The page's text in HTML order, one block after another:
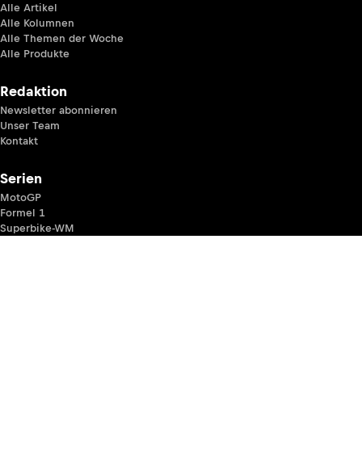
Alle Artikel
Alle Kolumnen
Alle Themen der Woche
Alle Produkte
Redaktion
Newsletter abonnieren
Unser Team
Kontakt
Serien
MotoGP
Formel 1
Superbike-WM